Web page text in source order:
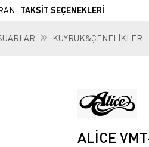
-TAKSİT SEÇENEKLERİ
KUYRUK&ÇENELİKLER
ALICE